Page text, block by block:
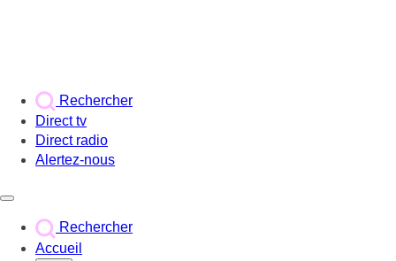
Rechercher
Direct tv
Direct radio
Alertez-nous
Rechercher
Accueil